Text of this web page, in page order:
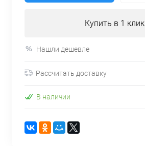
Купить в 1 клик
Нашли дешевле
Рассчитать доставку
В наличии